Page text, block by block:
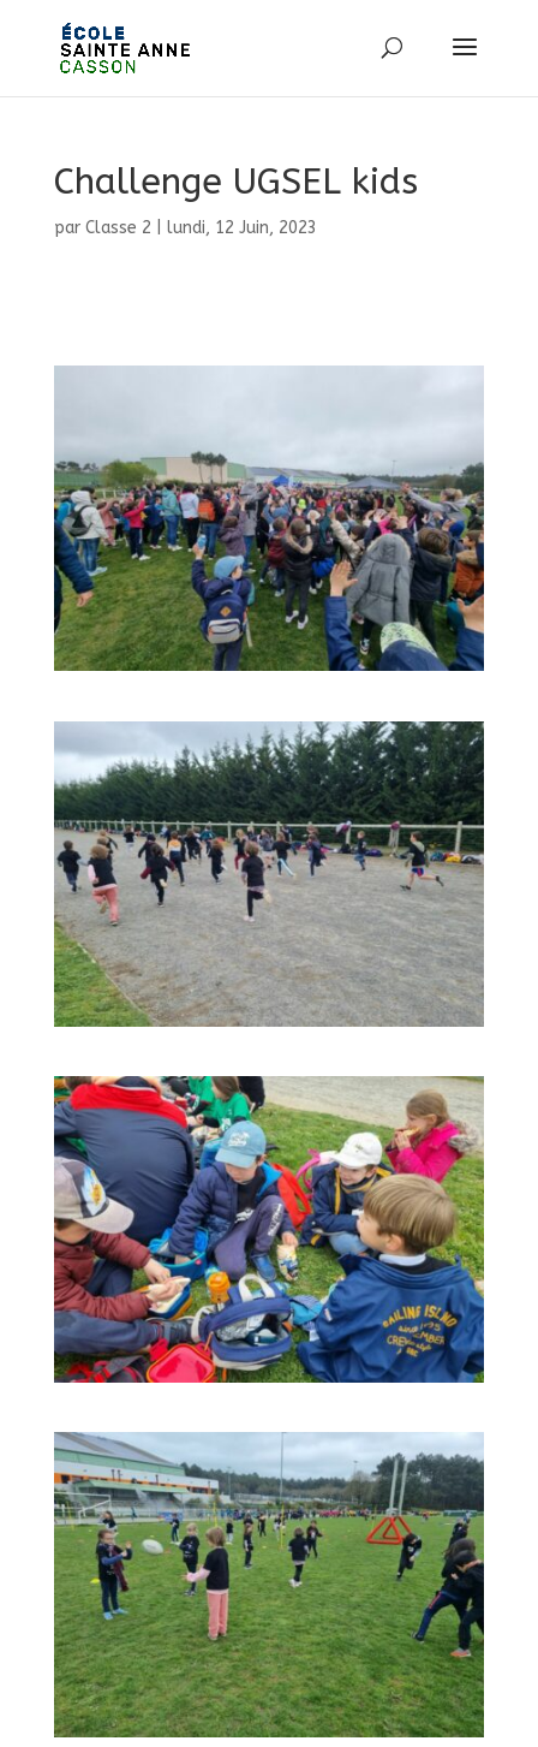
Challenge UGSEL kids
par Classe 2 lundi, 12 Juin, 2023